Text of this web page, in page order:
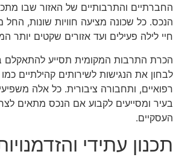
החברתיים והתרבותיים של האזור שבו
הנכס. כל שכונה מציעה חוויות שונות,
חיי לילה פעילים ועד אזורים שקטים יותר
הכרת התרבות המקומית תסייע להתאקלם
לבחון את הנגישות לשירותים קהילתיים
רפואיים, ותחבורה ציבורית. כל אלה
בעיר ומסייעים לקבוע אם הנכס מתאים
העסקיים.
תכנון עתידי